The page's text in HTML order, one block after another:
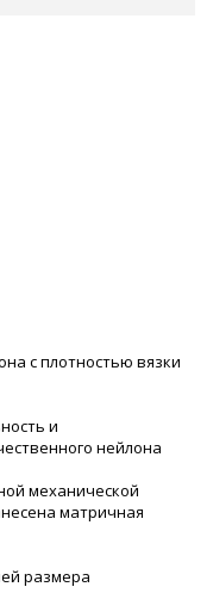
с плотностью вязки
и
нейлона
механической
матричная
размера